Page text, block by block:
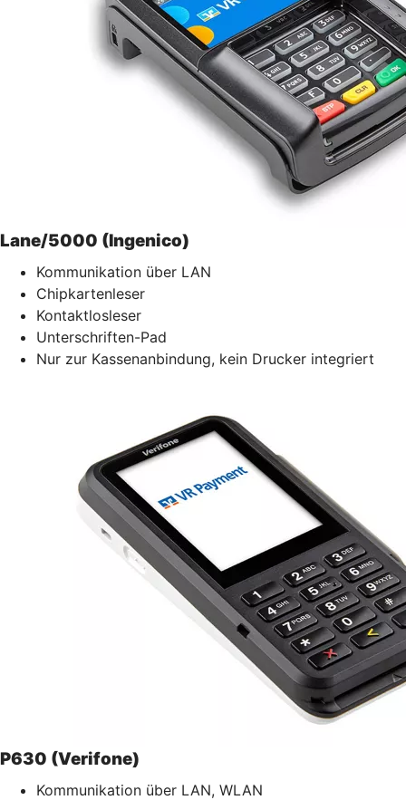
Lane/5000 (Ingenico)
Kommunikation über LAN
Chipkartenleser
Kontaktlosleser
Unterschriften-Pad
Nur zur Kassenanbindung, kein Drucker integriert
P630 (Verifone)
Kommunikation über LAN, WLAN